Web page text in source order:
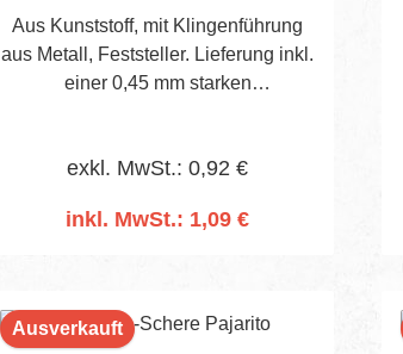
Aus Kunststoff, mit Klingenführung
aus Metall, Feststeller. Lieferung inkl.
einer 0,45 mm starken
exkl. MwSt.: 0,92 €
inkl. MwSt.: 1,09 €
Ausverkauft